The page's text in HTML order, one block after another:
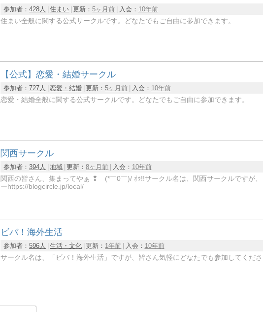
参加者：428人 住まい 更新：5ヶ月前 入会： 10年前
住まい全般に関する公式サークルです。どなたでもご自由に参加できます。
【公式】恋愛・結婚サークル
参加者：727人 恋愛・結婚 更新：5ヶ月前 入会： 10年前
恋愛・結婚全般に関する公式サークルです。どなたでもご自由に参加できます。
関西サークル
参加者：394人 地域 更新：8ヶ月前 入会： 10年前
関西の皆さん、集まってやぁ ❢ (*￣0￣)/ ｵｩ!!サークル名は、関西サークルですが
ーhttps://blogcircle.jp/local/
ビバ！海外生活
参加者：596人 生活・文化 更新： 1年前 入会： 10年前
サークル名は、「ビバ！海外生活」ですが、皆さん気軽にどなたでも参加してくださ